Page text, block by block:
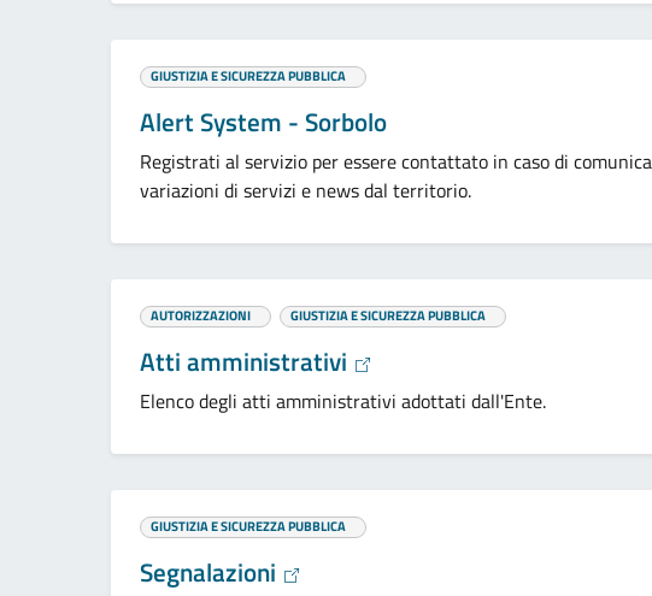
GIUSTIZIA E SICUREZZA PUBBLICA
Alert System - Sorbolo
Registrati al servizio per essere contattato in caso di
variazioni di servizi e news dal territorio.
AUTORIZZAZIONI GIUSTIZIA E SICUREZZA PUBBLICA
Atti amministrativi
Elenco degli atti amministrativi adottati dall'Ente.
GIUSTIZIA E SICUREZZA PUBBLICA
Segnalazioni